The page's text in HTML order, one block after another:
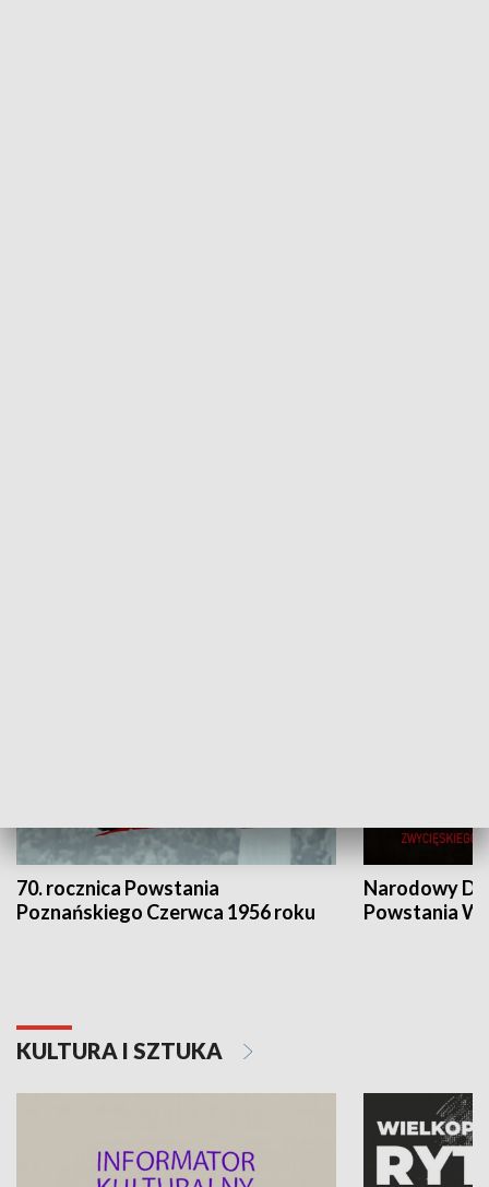
70. rocznica Powstania
Poznańskiego Czerwca 1956 roku
Narodowy
Powstania
KULTURA I SZTUKA